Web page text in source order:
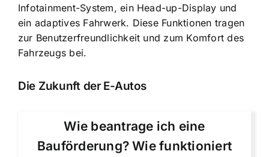
Infotainment-System, ein Head-up-Display und
ein adaptives Fahrwerk. Diese Funktionen tragen
zur Benutzerfreundlichkeit und zum Komfort des
Fahrzeugs bei.
Die Zukunft der E-Autos
Wie beantrage ich eine
Bauförderung? Wie funktioniert